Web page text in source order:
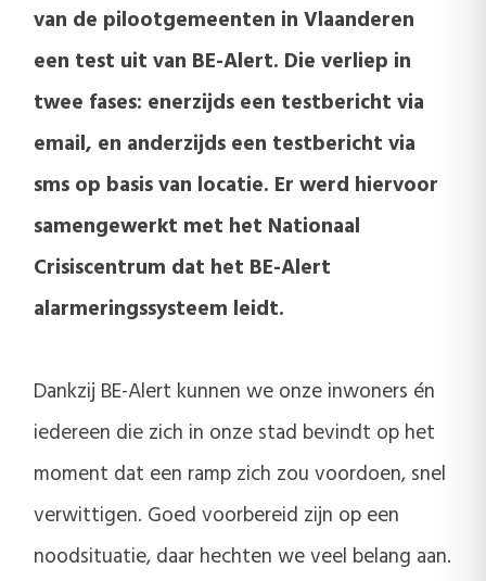
van de pilootgemeenten in Vlaanderen
een test uit van BE-Alert. Die verliep in
twee fases: enerzijds een testbericht via
email, en anderzijds een testbericht via
sms op basis van locatie. Er werd hiervoor
samengewerkt met het Nationaal
Crisiscentrum dat het BE-Alert
alarmeringssysteem leidt.
Dankzij BE-Alert kunnen we onze inwoners én
iedereen die zich in onze stad bevindt op het
moment dat een ramp zich zou voordoen, snel
verwittigen. Goed voorbereid zijn op een
noodsituatie, daar hechten we veel belang aan.